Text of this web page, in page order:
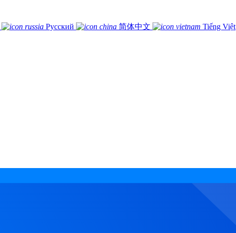
Русский 简体中文 Tiếng Việt